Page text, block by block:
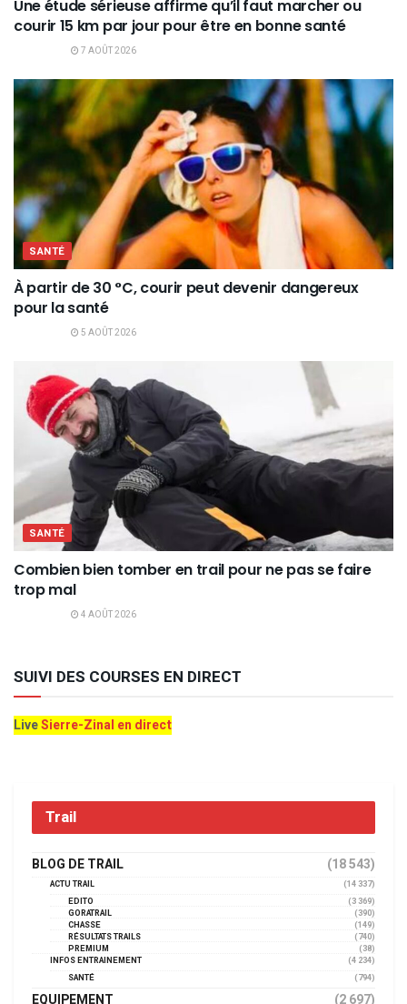
Une étude sérieuse affirme qu’il faut marcher ou
courir 15 km par jour pour être en bonne santé
7 AOÛT 2026
SANTÉ
À partir de 30 °C, courir peut devenir dangereux
pour la santé
5 AOÛT 2026
SANTÉ
Combien bien tomber en trail pour ne pas se faire
trop mal
4 AOÛT 2026
SUIVI DES COURSES EN DIRECT
LiveSierre-Zinal en direct
Trail
BLOG DE TRAIL (18 543)
ACTU TRAIL
(14 337)
EDITO
(3 369)
GORATRAIL
(390)
CHASSE
(149)
RÉSULTATS TRAILS
(740)
PREMIUM
(38)
INFOS ENTRAINEMENT
(4 234)
SANTÉ
(794)